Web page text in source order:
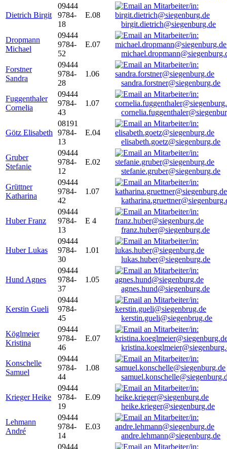
Dietrich Birgit
09444
9784-
18
E.08
birgit.dietrich@siegenburg.de
Dropmann
Michael
09444
9784-
52
E.07
Forstner
Sandra
09444
9784-
28
1.06
sandra.forstner@siegenburg.de
Fuggenthaler
Cornelia
09444
9784-
43
1.07
Götz Elisabeth
08191
9784-
13
E.04
elisabeth.goetz@siegenburg.de
Gruber
Stefanie
09444
9784-
12
E.02
stefanie.gruber@siegenburg.de
Grüttner
Katharina
09444
9784-
42
1.07
Huber Franz
09444
9784-
13
E 4
franz.huber@siegenburg.de
Huber Lukas
09444
9784-
30
1.01
lukas.huber@siegenburg.de
Hund Agnes
09444
9784-
37
1.05
agnes.hund@siegenburg.de
Kerstin Gueli
09444
9784-
45
kerstin.gueli@siegenbrug.de
Köglmeier
Kristina
09444
9784-
46
E.07
Konschelle
Samuel
09444
9784-
44
1.08
Krieger Heike
09444
9784-
19
E.09
heike.krieger@siegenburg.de
Lehmann
André
09444
9784-
14
E.03
andre.lehmann@siegenburg.de
09444